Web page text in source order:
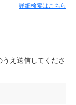
詳細検索はこちら
え送信してくださ